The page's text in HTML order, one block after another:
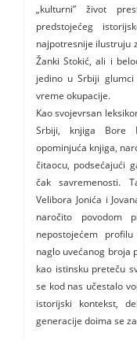
„kulturni” život
predstojećeg
najpotresnije ilustruju
Žanki Stokić, ali i
jedino u Srbiji
vreme okupacije.
Kao svojevrsan
Srbiji, knjiga Bore
opominjuća knjiga,
čitaocu, podsećajući
čak savremenosti.
Velibora Jonića i
naročito povodom
nepostojećem
naglo uvećanog broja
kao istinsku preteču
se kod nas učestalo
istorijski kontekst,
generacije doima se